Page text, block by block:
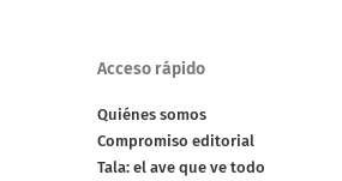
Acceso rápido
Quiénes somos
Compromiso editorial
Tala: el ave que ve todo